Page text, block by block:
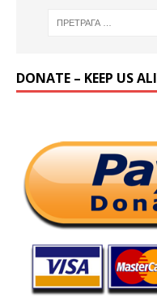
DONATE – KEEP US